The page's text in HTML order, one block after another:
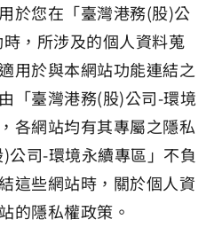
於您在「臺灣港務(股)公
，所涉及的個人資料蒐
用於與本網站功能連結之
「臺灣港務(股)公司-環境
各網站均有其專屬之隱私
公司-環境永續專區」不負
這些網站時，關於個人資
的隱私權政策。